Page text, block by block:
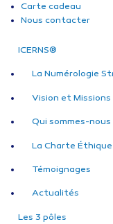
Carte cadeau
Nous contacter
ICERNS®
La Numérologie
Vision et Missions
Qui sommes-nous
La Charte Éthique
Témoignages
Actualités
Les 3 pôles